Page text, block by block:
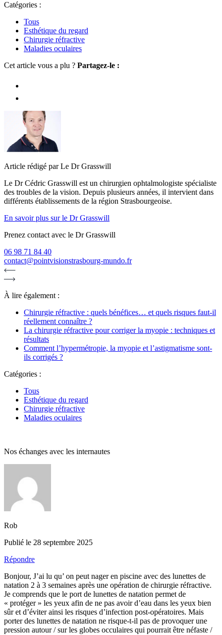
Catégories :
Tous
Esthétique du regard
Chirurgie réfractive
Maladies oculaires
Cet article vous a plu ? Partagez-le :
Article rédigé par Le Dr Grasswill
Le Dr Cédric Grasswill est un chirurgien ophtalmologiste spécialiste
des troubles de la vision. Depuis plusieurs années, il intervient dans
différents établissements de la région Strasbourgeoise.
En savoir plus sur le Dr Grasswill
Prenez contact avec le Dr Grasswill
06 98 71 84 40
contact@pointvisionstrasbourg-mundo.fr
À lire également :
Chirurgie réfractive : quels bénéfices… et quels risques faut-il
réellement connaître ?
La chirurgie réfractive pour corriger la myopie : techniques et
résultats
Comment l’hypermétropie, la myopie et l’astigmatisme sont-
ils corrigés ?
Catégories :
Tous
Esthétique du regard
Chirurgie réfractive
Maladies oculaires
Nos échanges avec les internautes
Rob
Publié le 28 septembre 2025
Répondre
Bonjour, J’ai lu qu’ on peut nager en piscine avec des lunettes de
natation 2 à 3 semaines après une opération de chirurgie réfractive.
Je comprends que le port de lunettes de natation permet de
« protéger » les yeux afin de ne pas avoir d’eau dans les yeux bien
sûr et d’éviter ainsi les risques d’infection post-opératoires. Mais
porter des lunettes de natation ne risque-t-il pas de provoquer une
pression autour / sur les globes occulaires qui pourrait être néfaste /